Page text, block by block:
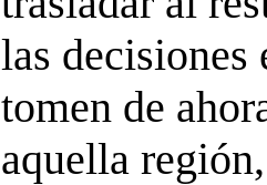
las decisiones
tomen de
aquella